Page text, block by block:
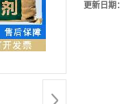
更新日期：